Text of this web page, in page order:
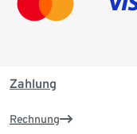
Zahlung
Rechnung